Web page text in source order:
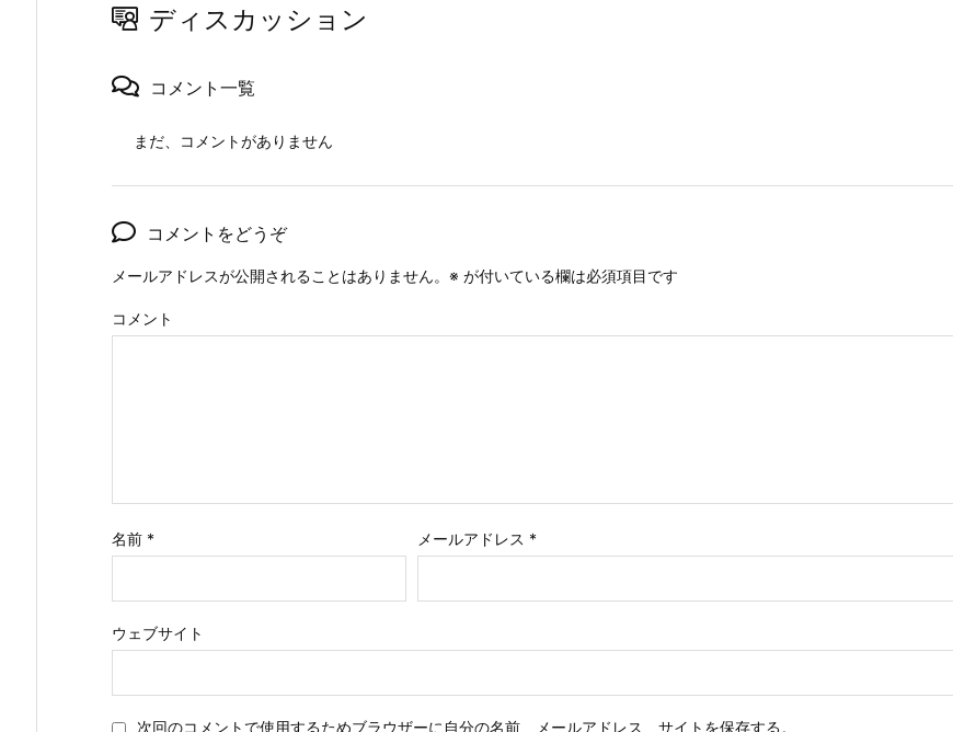
ディスカッション
コメント一覧
まだ、コメントがありません
コメントをどうぞ
メールアドレスが公開されることはありません。 ※ が付いている欄は必須項目です
コメント
名前 * メールアドレス *
ウェブサイト
次回のコメントで使用するためブラウザーに自分の名前、メールアドレス、サイトを保存する。